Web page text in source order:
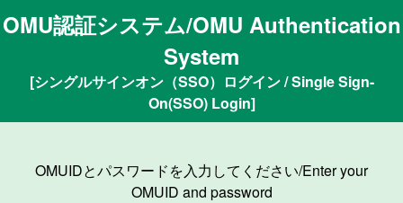
OMU認証システム/OMU Authentication
System
[シングルサインオン（SSO）ログイン / Single Sign-
On(SSO) Login]
OMUIDとパスワードを入力してください/Enter your
OMUID and password